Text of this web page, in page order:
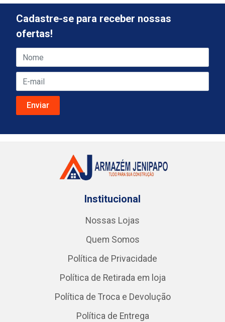
Cadastre-se para receber nossas
ofertas!
Institucional
Nossas Lojas
Quem Somos
Política de Privacidade
Política de Retirada em loja
Política de Troca e Devolução
Política de Entrega